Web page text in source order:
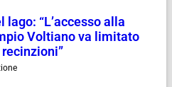
lago: “L’accesso alla
Voltiano va limitato